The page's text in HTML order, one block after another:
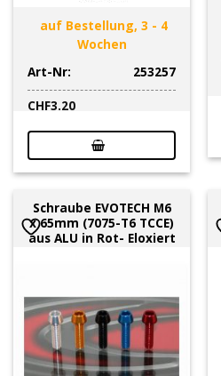
auf Bestellung, 3 - 4
Wochen
Art-Nr:
253257
CHF3.20
Schraube EVOTECH M6
x 65mm (7075-T6 TCCE)
aus ALU in Rot- Eloxiert